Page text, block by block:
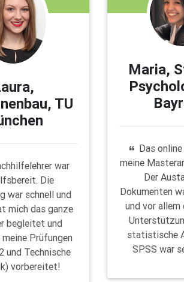
TU
war
Die
war schnell und
mich das ganze
begleitet und
Prüfungen
und Technische
vorbereitet!
Maria,
Das
meine
Der
Dokumenten
und vor
statistische
SPSS war